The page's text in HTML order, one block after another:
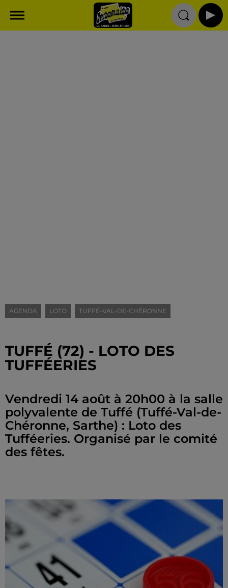
AGENDA LOTO TUFFÉ-VAL-DE-CHÉRONNE
TUFFÉ (72) - LOTO DES
TUFFÉERIES
Vendredi 14 août à 20h00 à la salle
polyvalente de Tuffé (Tuffé-Val-de-
Chéronne, Sarthe) : Loto des
Tufféeries. Organisé par le comité
des fêtes.